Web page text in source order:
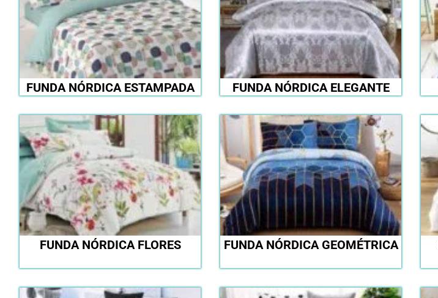
FUNDA NÓRDICA ESTAMPADA FUNDA NÓRDICA ELEGANTE
FUNDA NÓRDICA FLORES FUNDA NÓRDICA GEOMÉTRICA